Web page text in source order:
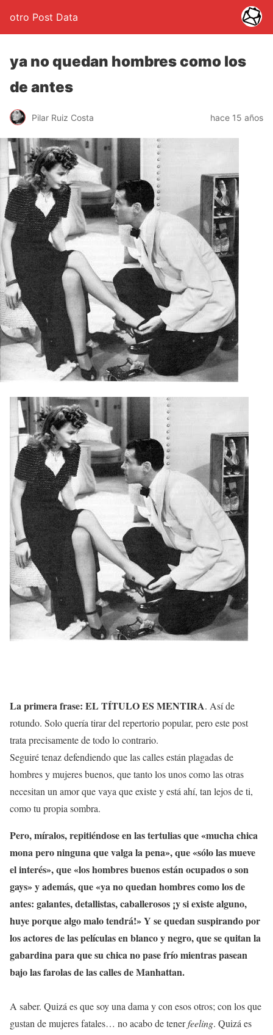
otro Post Data
ya no quedan hombres como los
de antes
Pilar Ruiz Costa hace 15 años
La primera frase: EL TÍTULO ES MENTIRA. Así de
rotundo. Solo quería tirar del repertorio popular, pero este post
trata precisamente de todo lo contrario.
Seguiré tenaz defendiendo que las calles están plagadas de
hombres y mujeres buenos, que tanto los unos como las otras
necesitan un amor que vaya que existe y está ahí, tan lejos de ti,
como tu propia sombra.
Pero, míralos, repitiéndose en las tertulias que «mucha chica
mona pero ninguna que valga la pena», que «sólo las mueve
el interés», que «los hombres buenos están ocupados o son
gays» y además, que «ya no quedan hombres como los de
antes: galantes, detallistas, caballerosos ¡y si existe alguno,
huye porque algo malo tendrá!» Y se quedan suspirando por
los actores de las películas en blanco y negro, que se quitan la
gabardina para que su chica no pase frío mientras pasean
bajo las farolas de las calles de Manhattan.
A saber. Quizá es que soy una dama y con esos otros; con los que
gustan de mujeres fatales… no acabo de tenerfeeling. Quizá es